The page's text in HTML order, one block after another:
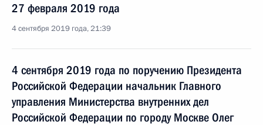
27 февраля 2019 года
4 сентября 2019 года, 21:39
4 сентября 2019 года по поручению Президента
Российской Федерации начальник Главного
управления Министерства внутренних дел
Российской Федерации по городу Москве Олег